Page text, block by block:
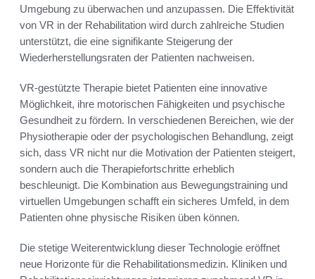
Umgebung zu überwachen und anzupassen. Die Effektivität
von VR in der Rehabilitation wird durch zahlreiche Studien
unterstützt, die eine signifikante Steigerung der
Wiederherstellungsraten der Patienten nachweisen.
VR-gestützte Therapie bietet Patienten eine innovative
Möglichkeit, ihre motorischen Fähigkeiten und psychische
Gesundheit zu fördern. In verschiedenen Bereichen, wie der
Physiotherapie oder der psychologischen Behandlung, zeigt
sich, dass VR nicht nur die Motivation der Patienten steigert,
sondern auch die Therapiefortschritte erheblich
beschleunigt. Die Kombination aus Bewegungstraining und
virtuellen Umgebungen schafft ein sicheres Umfeld, in dem
Patienten ohne physische Risiken üben können.
Die stetige Weiterentwicklung dieser Technologie eröffnet
neue Horizonte für die Rehabilitationsmedizin. Kliniken und